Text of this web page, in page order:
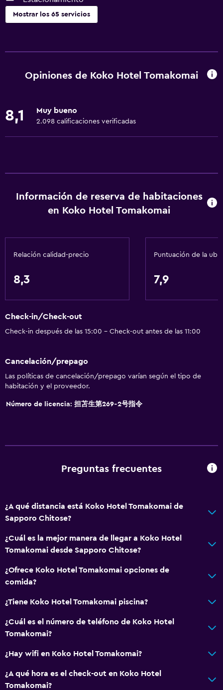
Mostrar los 65 servicios
Wifi gratis
Toallas
Calefacción
Toallas/ropa de cama (cargo adicional)
Papeleras
Baño
Ducha
Secador de pelo
Aseo
Albornoz
Habitaciones para no fumadores disponibles
Ascensor
Ascensor disponible
Almohada hipoalergénica
Almohada sin plumas
Plantas superiores accesibles por ascensor
Áreas designadas para fumadores
Habitación
Despertador
Opiniones de Koko Hotel Tomakomai
8,1 Muy bueno
2.098 calificaciones verificadas
Información de reserva de habitaciones
en Koko Hotel Tomakomai
Relación calidad-precio
8,3
Puntuación de la
7,9
Check-in/Check-out
Check-in después de las 15:00 - Check-out antes de las 11:00
Cancelación/prepago
Las políticas de cancelación/prepago varían según el tipo de
habitación y el proveedor.
Número de licencia: 担苫生第269‐2号指令
Preguntas frecuentes
¿A qué distancia está Koko Hotel Tomakomai de
Sapporo Chitose?
¿Cuál es la mejor manera de llegar a Koko Hotel
Tomakomai desde Sapporo Chitose?
¿Ofrece Koko Hotel Tomakomai opciones de
comida?
¿Tiene Koko Hotel Tomakomai piscina?
¿Cuál es el número de teléfono de Koko Hotel
Tomakomai?
¿Hay wifi en Koko Hotel Tomakomai?
¿A qué hora es el check-out en Koko Hotel
Tomakomai?